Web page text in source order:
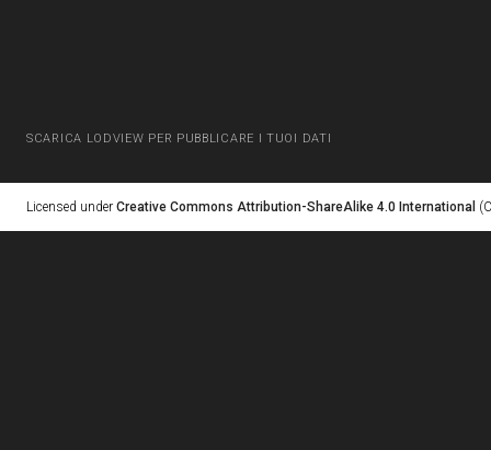
SCARICA LODVIEW PER PUBBLICARE I TUOI DATI
Licensed under Creative Commons Attribution-ShareAlike 4.0 International